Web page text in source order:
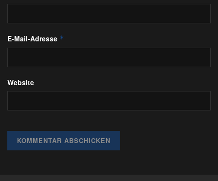
E-Mail-Adresse *
Website